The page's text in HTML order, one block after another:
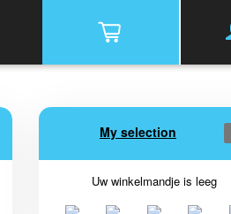
My selection
Uw winkelmandje is leeg